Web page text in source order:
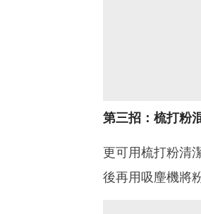
第三招：梳打粉
更可用梳打粉清
後再用吸麈機將